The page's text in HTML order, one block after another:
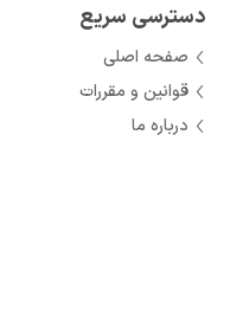
دسترسی سریع
صفحه اصلی
قوانین و مقررات
درباره ما